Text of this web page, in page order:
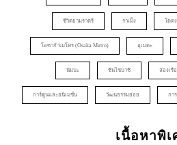
ชีวิตยามราตรี ราเม็ง โดต
โอซาก้าเมโทร (Osaka Metro) อุเมดะ
นัมบะ ชินไซบาชิ ล่องเรื
การ์ตูนและอนิเมชั่น วัฒนธรรมย่อย กา
เนื้อหาพิ